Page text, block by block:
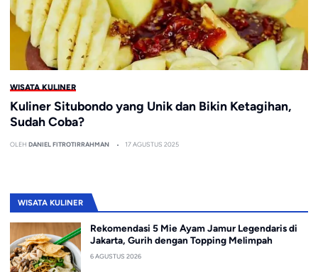
WISATA KULINER
Kuliner Situbondo yang Unik dan Bikin Ketagihan,
Sudah Coba?
OLEH DANIEL FITROTIRRAHMAN 17 AGUSTUS 2025
WISATA KULINER
Rekomendasi 5 Mie Ayam Jamur Legendaris di
Jakarta, Gurih dengan Topping Melimpah
6 AGUSTUS 2026